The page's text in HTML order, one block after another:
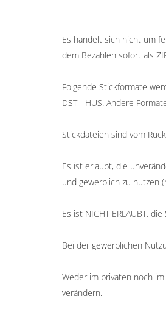
Es handelt sich nicht um
dem Bezahlen sofort als
Folgende Stickformate
DST - HUS. Andere
Stickdateien sind vom
Es ist erlaubt, die
und gewerblich zu nutzen
Es ist NICHT ERLAUBT,
Bei der gewerblichen
Weder im privaten noch
verändern.